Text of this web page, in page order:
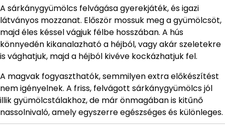
A sárkánygyümölcs felvágása gyerekjáték, és igazi
látványos mozzanat. Először mossuk meg a gyümölcsöt,
majd éles késsel vágjuk félbe hosszában. A hús
könnyedén kikanalazható a héjból, vagy akár szeletekre
is vághatjuk, majd a héjból kivéve kockázhatjuk fel.
A magvak fogyaszthatók, semmilyen extra előkészítést
nem igényelnek. A friss, felvágott sárkánygyümölcs jól
illik gyümölcstálakhoz, de már önmagában is kitűnő
nassolnivaló, amely egyszerre egészséges és különleges.